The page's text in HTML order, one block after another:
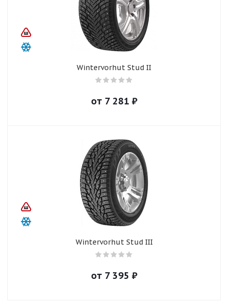
Wintervorhut Stud II
от 7 281 ₽
Wintervorhut Stud III
от 7 395 ₽